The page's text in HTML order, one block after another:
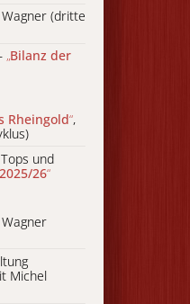
Wagner (dritte
„Bilanz der
Rheingold“,
und
26“
Michel